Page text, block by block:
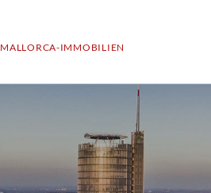
MALLORCA-IMMOBILIEN